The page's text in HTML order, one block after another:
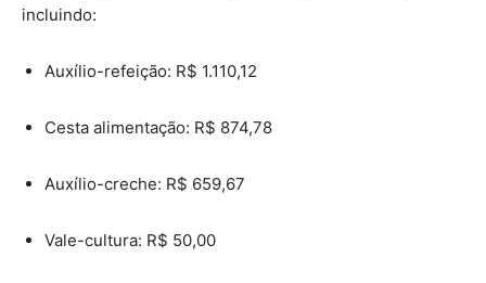
incluindo:
Auxílio-refeição: R$ 1.110,12
Cesta alimentação: R$ 874,78
Auxílio-creche: R$ 659,67
Vale-cultura: R$ 50,00